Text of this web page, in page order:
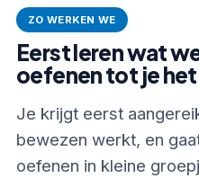
ZO WERKEN WE
Eerst leren wat
oefenen tot je
Je krijgt eerst
bewezen werkt, en
oefenen in kleine